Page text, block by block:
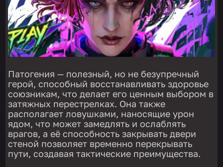
Патогения — полезный, но не безупречный
герой, способный восстанавливать здоровье
союзникам, что делает его ценным выбором в
затяжных перестрелках. Она также
располагает ловушками, наносящие урон
ядом, что может замедлять и ослаблять
врагов, а её способность закрывать двери
стеной позволяет временно перекрывать
пути, создавая тактические преимущества.